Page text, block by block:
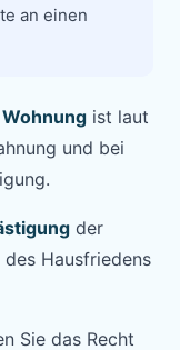
an einen
ist laut
und bei
der
Hausfriedens
Sie das Recht